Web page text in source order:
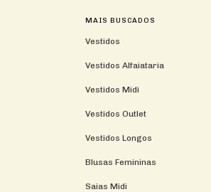
MAIS BUSCADOS
Vestidos
Vestidos Alfaiataria
Vestidos Midi
Vestidos Outlet
Vestidos Longos
Blusas Femininas
Saias Midi